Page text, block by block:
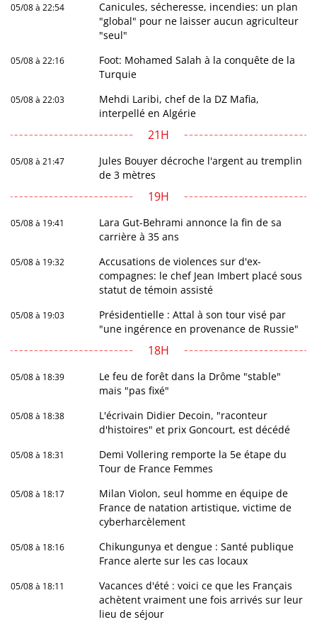
05/08 à 22:54
Canicules, sécheresse, incendies: un plan
"global" pour ne laisser aucun agriculteur
"seul"
05/08 à 22:16
Foot: Mohamed Salah à la conquête de la
Turquie
05/08 à 22:03
Mehdi Laribi, chef de la DZ Mafia,
interpellé en Algérie
21H
05/08 à 21:47
Jules Bouyer décroche l'argent au tremplin
de 3 mètres
19H
05/08 à 19:41
Lara Gut-Behrami annonce la fin de sa
carrière à 35 ans
05/08 à 19:32
Accusations de violences sur d'ex-
compagnes: le chef Jean Imbert placé sous
statut de témoin assisté
05/08 à 19:03
Présidentielle : Attal à son tour visé par
"une ingérence en provenance de Russie"
18H
05/08 à 18:39
Le feu de forêt dans la Drôme "stable"
mais "pas fixé"
05/08 à 18:38
L'écrivain Didier Decoin, "raconteur
d'histoires" et prix Goncourt, est décédé
05/08 à 18:31
Demi Vollering remporte la 5e étape du
Tour de France Femmes
05/08 à 18:17
Milan Violon, seul homme en équipe de
France de natation artistique, victime de
cyberharcèlement
05/08 à 18:16
Chikungunya et dengue : Santé publique
France alerte sur les cas locaux
05/08 à 18:11
Vacances d'été : voici ce que les Français
achètent vraiment une fois arrivés sur leur
lieu de séjour